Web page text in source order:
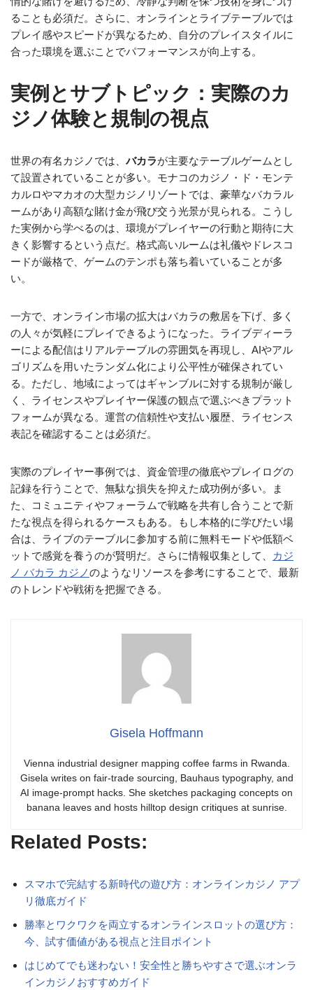
ることも必須だ。さらに、オンラインとライブテーブルでは
プレイ感やスピードが異なるため、自分のプレイスタイルに
合った環境を選ぶことでパフォーマンスが向上する。
実例とサブトピック：実際のカ
ジノ体験と規制の視点
世界の有名カジノでは、 バカラが主要なテーブルゲームとし
て設置されていることが多い。モナコのカジノ・ド・モンテ
カルロやマカオの大型カジノリゾートでは、豪華なバカラル
ームがあり高額な賭け金が飛び交う光景が見られる。こうし
た実例から学べるのは、環境がプレイヤーの行動と期待に大
きく影響するという点だ。格式高いルームは礼儀やドレスコ
ードが厳格で、ゲームのテンポも落ち着いていることが多
い。
一方で、オンライン市場の拡大はバカラの敷居を下げ、多く
の人々が気軽にプレイできるようになった。ライブディーラ
ーによる配信はリアルテーブルの雰囲気を再現し、AIやアル
ゴリズムを用いたランダム化により公平性が確保されてい
る。ただし、地域によってはギャンブルに対する規制が厳し
く、ライセンスやプレイヤー保護の観点で選ぶべきプラット
フォームが異なる。運営の信頼性や支払い履歴、ライセンス
表記を確認することは必須だ。
実際のプレイヤー事例では、資金管理の徹底やプレイログの
記録を行うことで、無駄な損失を抑えた成功例が多い。ま
た、コミュニティやフォーラムで戦略を共有し合うことで新
たな視点を得られるケースもある。もし本格的に学びたい場
合は、ライブのテーブルに参加する前に無料モードや低額ベ
ットで感覚を養うのが賢明だ。さらに情報収集として、
カジ
ノ バカラ カジノのようなリソースを参考にすることで、最新
のトレンドや戦術を把握できる。
Gisela Hoffmann
Vienna industrial designer mapping coffee farms in Rwanda.
Gisela writes on fair-trade sourcing, Bauhaus typography, and
AI image-prompt hacks. She sketches packaging concepts on
banana leaves and hosts hilltop design critiques at sunrise.
Related Posts:
スマホで完結する新時代の遊び方：オンラインカジノ アプ
リ徹底ガイド
勝率とワクワクを両立するオンラインスロットの選び方：
今、試す価値がある視点と注目ポイント
はじめてでも迷わない！安全性と勝ちやすさで選ぶオンラ
インカジノおすすめガイド